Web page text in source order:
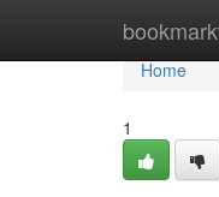
Home
Home
1